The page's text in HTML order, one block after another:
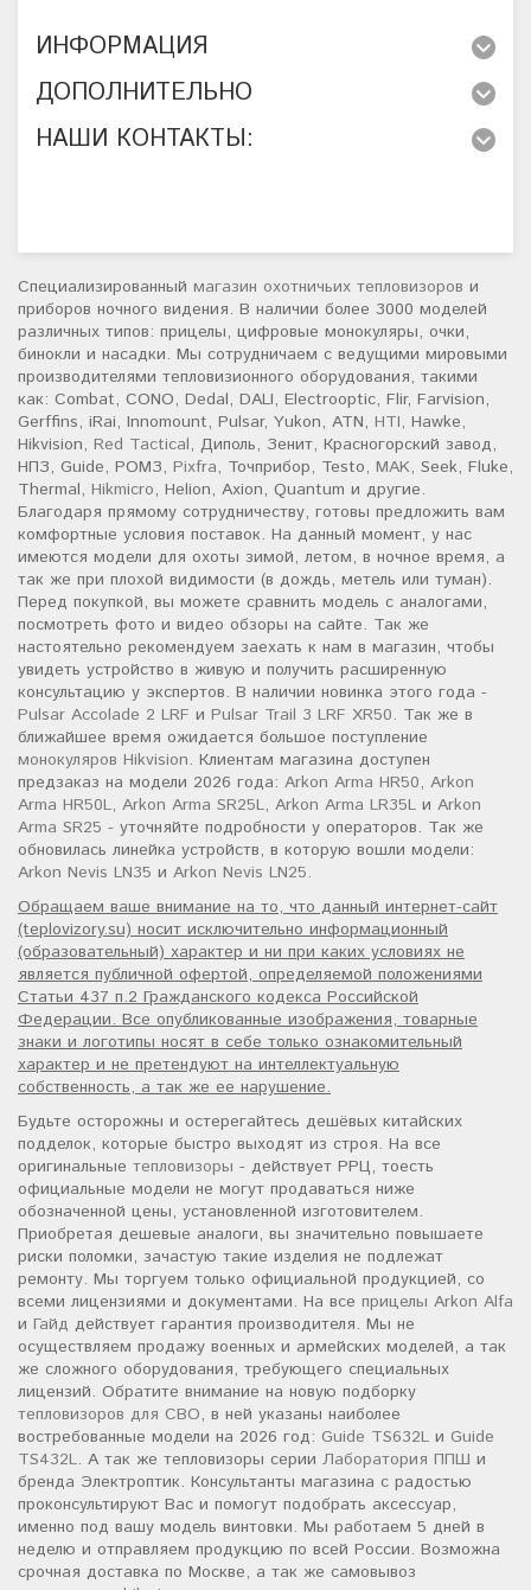
ИНФОРМАЦИЯ
ДОПОЛНИТЕЛЬНО
НАШИ КОНТАКТЫ:
Специализированный магазин охотничьих тепловизоров и
приборов ночного видения. В наличии более 3000 моделей
различных типов: прицелы, цифровые монокуляры, очки,
бинокли и насадки. Мы сотрудничаем с ведущими мировыми
производителями тепловизионного оборудования, такими
как: Combat, CONO, Dedal, DALI, Electrooptic, Flir, Farvision,
Gerffins, iRai, Innomount, Pulsar, Yukon, ATN, HTI, Hawke,
Hikvision, Red Tactical, Диполь, Зенит, Красногорский завод,
НПЗ, Guide, РОМЗ, Pixfra, Точприбор, Testo, MAK, Seek, Fluke,
Thermal, Hikmicro, Helion, Axion, Quantum и другие.
Благодаря прямому сотрудничеству, готовы предложить вам
комфортные условия поставок. На данный момент, у нас
имеются модели для охоты зимой, летом, в ночное время, а
так же при плохой видимости (в дождь, метель или туман).
Перед покупкой, вы можете сравнить модель с аналогами,
посмотреть фото и видео обзоры на сайте. Так же
настоятельно рекомендуем заехать к нам в магазин, чтобы
увидеть устройство в живую и получить расширенную
консультацию у экспертов. В наличии новинка этого года -
Pulsar Accolade 2 LRF и Pulsar Trail 3 LRF XR50. Так же в
ближайшее время ожидается большое поступление
монокуляров Hikvision. Клиентам магазина доступен
предзаказ на модели 2026 года: Arkon Arma HR50, Arkon
Arma HR50L, Arkon Arma SR25L, Arkon Arma LR35L и Arkon
Arma SR25 - уточняйте подробности у операторов. Так же
обновилась линейка устройств, в которую вошли модели:
Arkon Nevis LN35 и Arkon Nevis LN25.
Обращаем ваше внимание на то, что данный интернет-сайт
(teplovizory.su) носит исключительно информационный
(образовательный) характер и ни при каких условиях не
является публичной офертой, определяемой положениями
Статьи 437 п.2 Гражданского кодекса Российской
Федерации. Все опубликованные изображения, товарные
знаки и логотипы носят в себе только ознакомительный
характер и не претендуют на интеллектуальную
собственность, а так же ее нарушение.
Будьте осторожны и остерегайтесь дешёвых китайских
подделок, которые быстро выходят из строя. На все
оригинальные тепловизоры - действует РРЦ, тоесть
официальные модели не могут продаваться ниже
обозначенной цены, установленной изготовителем.
Приобретая дешевые аналоги, вы значительно повышаете
риски поломки, зачастую такие изделия не подлежат
ремонту. Мы торгуем только официальной продукцией, со
всеми лицензиями и документами. На все прицелы Arkon Alfa
и Гайд действует гарантия производителя. Мы не
осуществляем продажу военных и армейских моделей, а так
же сложного оборудования, требующего специальных
лицензий. Обратите внимание на новую подборку
тепловизоров для СВО, в ней указаны наиболее
востребованные модели на 2026 год: Guide TS632L и Guide
TS432L. А так же тепловизоры серии Лаборатория ППШ и
бренда Электроптик. Консультанты магазина с радостью
проконсультируют Вас и помогут подобрать аксессуар,
именно под вашу модель винтовки. Мы работаем 5 дней в
неделю и отправляем продукцию по всей России. Возможна
срочная доставка по Москве, а так же самовывоз